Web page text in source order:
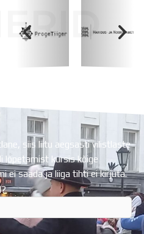
siis liitu aegsasti vilistlaste
lõpetamist kursis kõige
ei saada ja liiga tihti ei kirjuta.